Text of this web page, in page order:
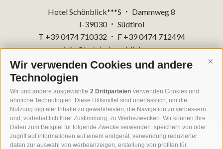
Wir verwenden Cookies und andere
Technologien
Wir und andere ausgewählte 2 Drittparteien verwenden Cookies und
ähnliche Technologien. Diese Hilfsmittel sind unerlässlich, um die
Nutzung digitaler Inhalte zu gewährleisten, die Navigation zu verbessern
und, vorbehaltlich Ihrer Zustimmung, zu Werbezwecken. Wir können Ihre
Daten zum Beispiel für folgende Zwecke verwenden: speichern von oder
zugriff auf informationen auf einem endgerät, verwendung reduzierter
daten zur auswahl von werbeanzeigen, erstellung von profilen für
Hotel Schönblick***S •
Dammweg 8
I-39030
•
Südtirol
T +39 0474 710332
•
F +39 0474 712494
info@hotelschoenblick.com
Cookie-Richtlinie Privacy Cookie Präferenzen IT 00818260218